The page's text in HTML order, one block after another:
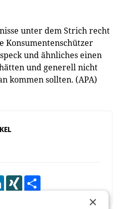
unter dem Strich recht
Konsumentenschützer
und ähnliches einen
und generell nicht
kommen sollten. (APA)
LinkedInXING
×